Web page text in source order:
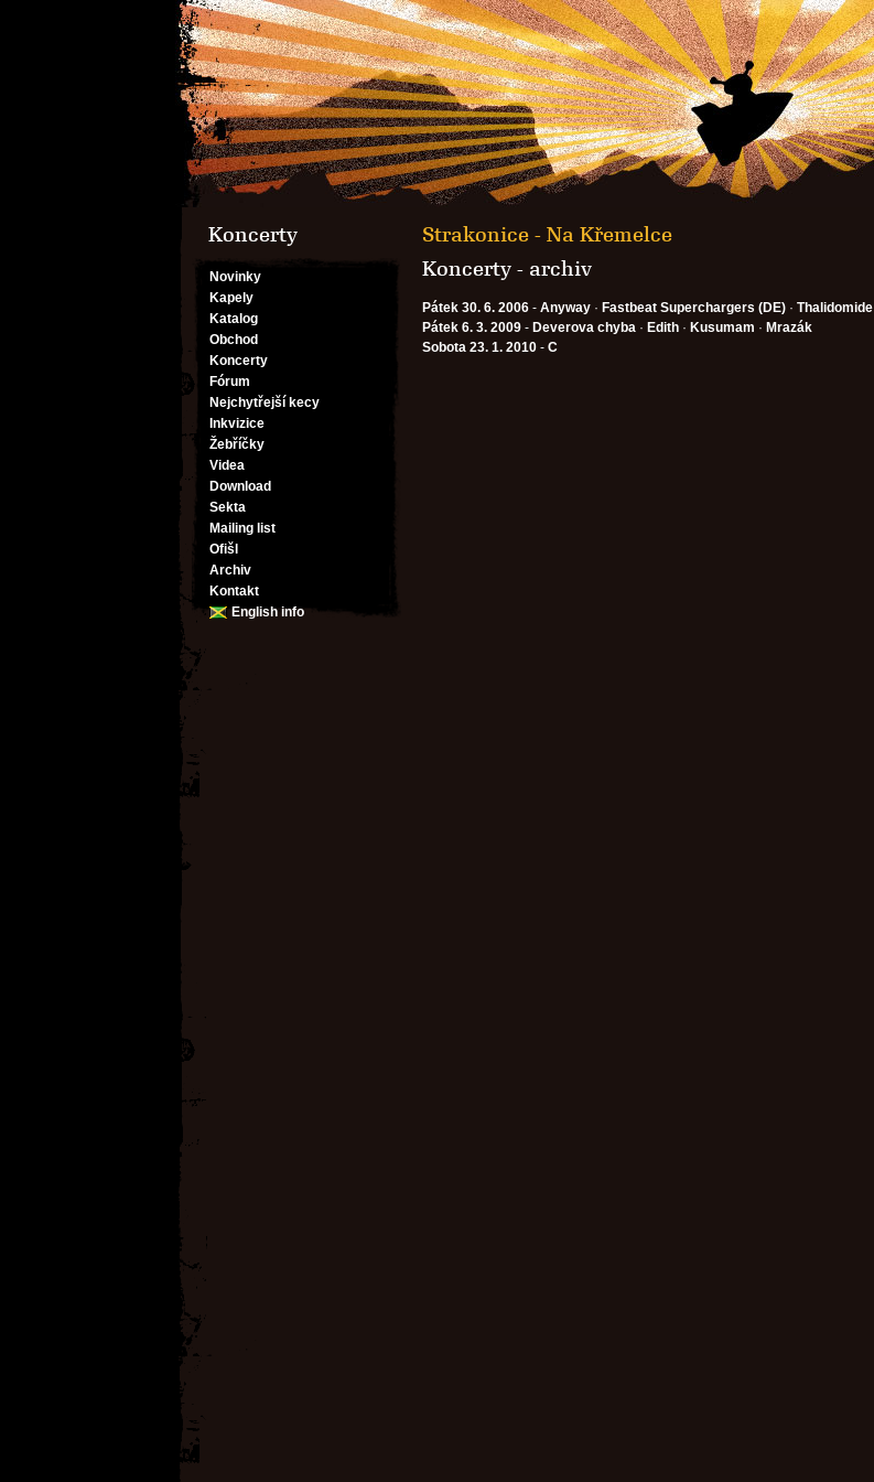
Koncerty
Novinky
Kapely
Katalog
Obchod
Koncerty
Fórum
Nejchytřejší kecy
Inkvizice
Žebříčky
Videa
Download
Sekta
Mailing list
Ofišl
Archiv
Kontakt
English info
Strakonice - Na Křemelce
Koncerty - archiv
Pátek 30. 6. 2006 - Anyway · Fastbeat Superchargers (DE) · Thalidomide
Pátek 6. 3. 2009 - Deverova chyba · Edith · Kusumam · Mrazák
Sobota 23. 1. 2010 - C